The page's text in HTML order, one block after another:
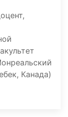
Канада)